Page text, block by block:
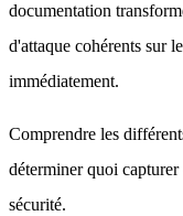
documentation
d'attaque cohérents sur
immédiatement.
Comprendre les
déterminer quoi
sécurité.